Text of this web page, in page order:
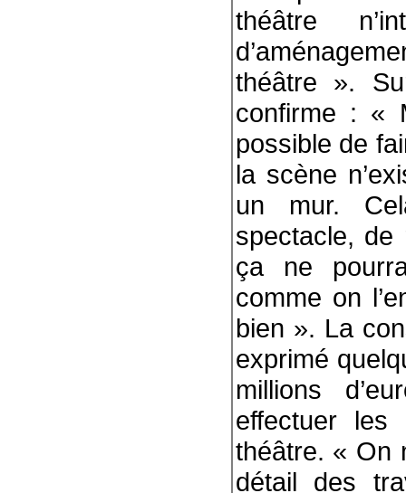
théâtre
théâtre ».
confirme : «
possible de
la scène
un mur.
spectacle, de
ça ne
comme on
bien ». La
exprimé
millions
effectuer
théâtre. « On
détail des